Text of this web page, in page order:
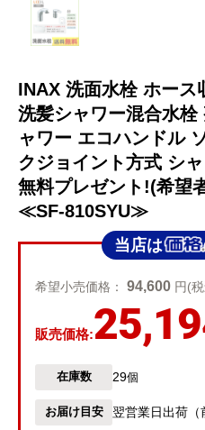
INAX 洗面水栓 ホース
洗髪シャワー混合水
ャワー エコハンドル
クジョイント方式 シ
無料プレゼント!(希望
≪SF-810SYU≫
当店は
希望小売価格：94,600 円(
販売価格:
在庫数 29個
お届け目安 翌営業日出荷（